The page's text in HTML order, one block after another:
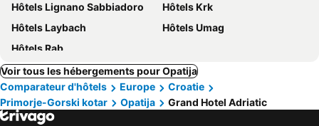
Hôtels Lignano Sabbiadoro
Hôtels Krk
Hôtels Laybach
Hôtels Umag
Hôtels Rab
Voir tous les hébergements pour Opatija
Comparateur d'hôtels
Europe
Croatie
Primorje-Gorski kotar
Opatija Grand Hotel Adriatic